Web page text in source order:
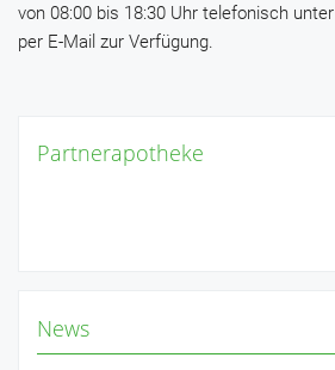
von 08:00 bis 18:30 Uhr telefonisch unter
per E-Mail zur Verfügung.
Partnerapotheke
News